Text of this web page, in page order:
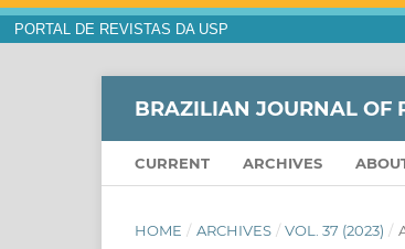
PORTAL DE REVISTAS DA USP
BRAZILIAN JOURNAL OF
CURRENT ARCHIVES
HOME / ARCHIVES / VOL. 37 (2023) /